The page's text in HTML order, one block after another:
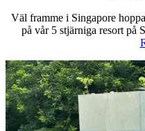
Väl framme i Singapore
på vår 5 stjärniga resort på